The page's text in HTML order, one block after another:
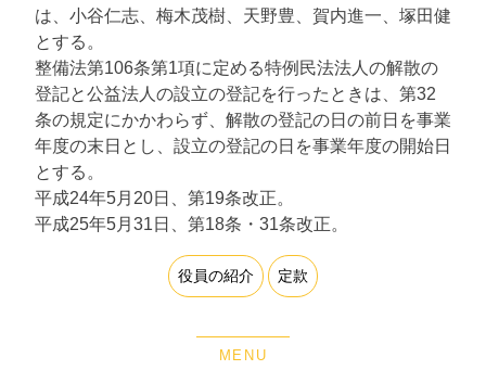
は、小谷仁志、梅木茂樹、天野豊、賀内進一、塚田健
とする。
整備法第106条第1項に定める特例民法法人の解散の
登記と公益法人の設立の登記を行ったときは、第32
条の規定にかかわらず、解散の登記の日の前日を事業
年度の末日とし、設立の登記の日を事業年度の開始日
とする。
平成24年5月20日、第19条改正。
平成25年5月31日、第18条・31条改正。
役員の紹介 定款
MENU